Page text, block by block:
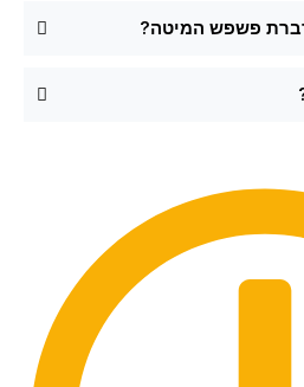
פשפש המיטה?